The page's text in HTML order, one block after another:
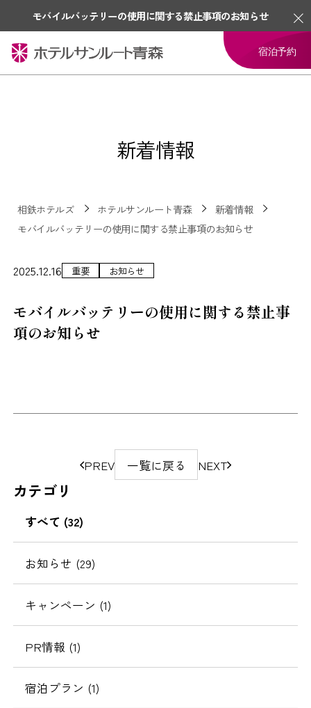
モバイルバッテリーの使用に関する禁止事項のお知らせ
宿泊予約
新着情報
相鉄ホテルズ ホテルサンルート青森
新着情報
モバイルバッテリーの使用に関する禁止事項のお知らせ
2025.12.16 重要 お知らせ
モバイルバッテリーの使用に関する禁止事
項のお知らせ
ジ
動
PREV 一覧に戻る NEXT
カテゴリ
すべて (32)
お知らせ (29)
キャンペーン (1)
PR情報 (1)
宿泊プラン (1)